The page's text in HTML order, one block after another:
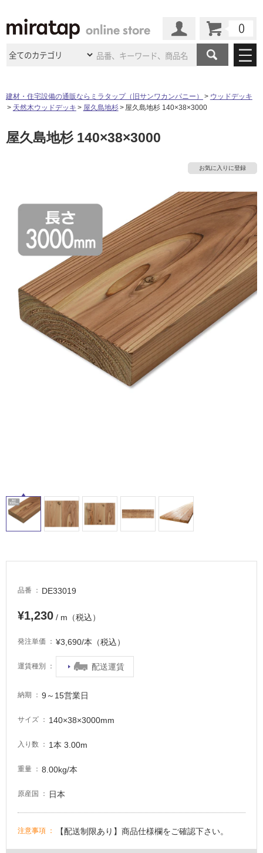
商品カテゴリ
キッチン
トイレ
エクステリア（外構）
ウッドデッキ フローリング・
収納 インテリア・家具
照明 ペット用品
内装用建材 パネル・壁材
ロートアイアン 天然石・石材
施工材 新商品
施工事例
施工事例 法人案件納入事例
インタビュー
店舗・施設事例
ショールーム
ショールーム
ショールーム
名古屋ショールーム 京都ショールーム
福岡ショールーム 札幌スマート
ショールー
ム
横浜スマートショールー
ム
ウェルビーみのおHDC
BOX
ご利用ガイド 初めての方へ
よくある質問 お問い合わせ
修理お問い合わせ クレーム公開
説明書・図面検索 水まわり3年保証
お役立ち情報 住まいのスタイリング
アイデア
チャンネル
オンライン相談
その他サービス
ミラタップと創る家
ASOLIE
工事会社紹介Coziコンシ
ェルジュ
自分らしい家づくり
SUVACO
最高のリノベ会社がみつ
かるリノベりす
建材・住宅設備の通販ならミラタップ（旧サンワカンパニー）
ウッドデッキ
天然木ウッドデッキ
屋久島地杉 屋久島地杉 140×38×3000
屋久島地杉 140×38×3000
お気に入りに登録
品番 DE33019
¥1,230 / m（税込）
発注単価 ¥3,690/本（税込）
運賃種別 配送運賃
納期 9～15営業日
サイズ 140×38×3000mm
入り数 1本 3.00m
重量 8.00kg/本
原産国 日本
注意事項 【配送制限あり】商品仕様欄をご確認下さい。
ル
屋
屋
床・
室
床・
車
場
非